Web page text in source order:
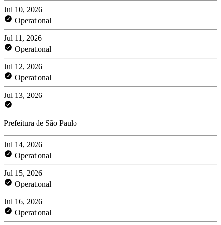
Jul 10, 2026
Operational
Jul 11, 2026
Operational
Jul 12, 2026
Operational
Jul 13, 2026
Prefeitura de São Paulo
Jul 14, 2026
Operational
Jul 15, 2026
Operational
Jul 16, 2026
Operational